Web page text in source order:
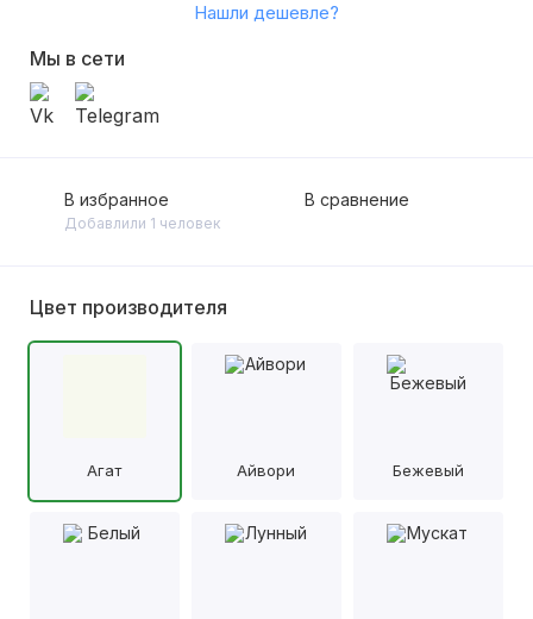
Нашли дешевле?
Мы в сети
В избранное
Добавлили 1 человек
В сравнение
Цвет производителя
Агат Айвори Бежевый